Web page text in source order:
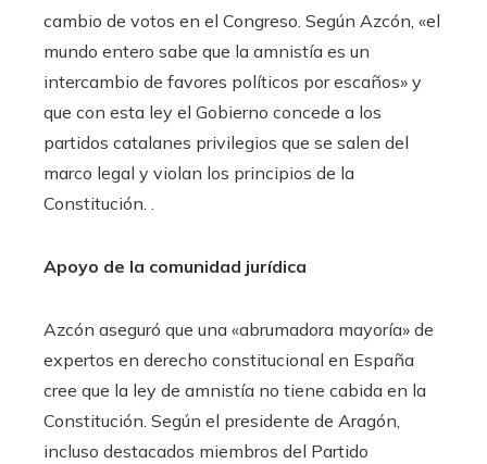
cambio de votos en el Congreso. Según Azcón, «el
mundo entero sabe que la amnistía es un
intercambio de favores políticos por escaños» y
que con esta ley el Gobierno concede a los
partidos catalanes privilegios que se salen del
marco legal y violan los principios de la
Constitución. .
Apoyo de la comunidad jurídica
Azcón aseguró que una «abrumadora mayoría» de
expertos en derecho constitucional en España
cree que la ley de amnistía no tiene cabida en la
Constitución. Según el presidente de Aragón,
incluso destacados miembros del Partido